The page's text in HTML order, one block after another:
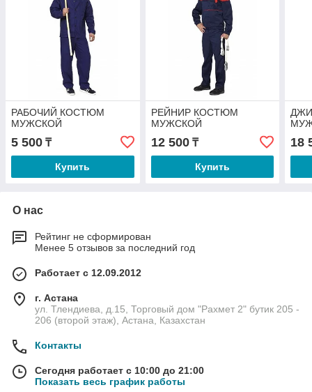
РАБОЧИЙ КОСТЮМ
МУЖСКОЙ
5 500 ₸
Купить
РЕЙНИР КОСТЮМ
МУЖСКОЙ
12 500₸
Купить
18
О нас
Рейтинг не сформирован
Менее 5 отзывов за последний год
Работает с 12.09.2012
г. Астана
ул. Тлендиева, д.15, Торговый дом "Рахмет 2" бутик 205 -
206 (второй этаж), Астана, Казахстан
Контакты
Сегодня работает с 10:00 до 21:00
Показать весь график работы